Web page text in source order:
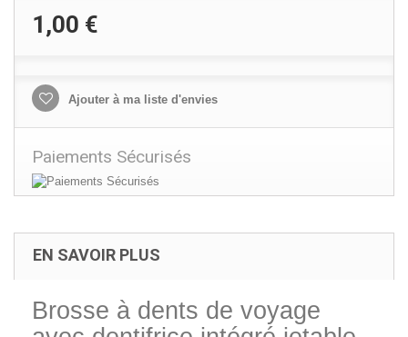
1,00 €
Ajouter à ma liste d'envies
Paiements Sécurisés
EN SAVOIR PLUS
Brosse à dents de voyage